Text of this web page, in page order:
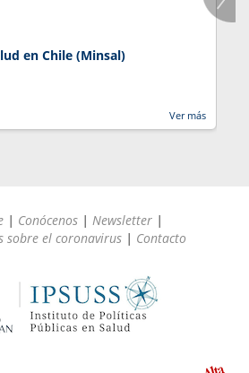
en Chile (Minsal)
Ver más
| Conócenos | Newsletter |
sobre el coronavirus | Contacto